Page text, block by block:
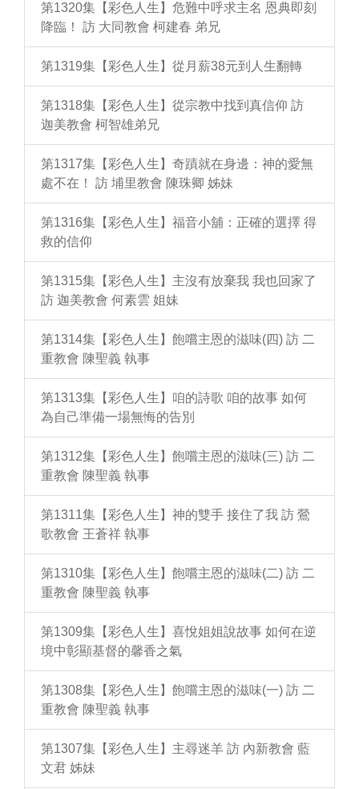
第1320集【彩色人生】危難中呼求主名 恩典即刻
降臨！ 訪 大同教會 柯建春 弟兄
第1319集【彩色人生】從月薪38元到人生翻轉
第1318集【彩色人生】從宗教中找到真信仰 訪
迦美教會 柯智雄弟兄
第1317集【彩色人生】奇蹟就在身邊：神的愛無
處不在！ 訪 埔里教會 陳珠卿 姊妹
第1316集【彩色人生】福音小舖：正確的選擇 得
救的信仰
第1315集【彩色人生】主沒有放棄我 我也回家了
訪 迦美教會 何素雲 姐妹
第1314集【彩色人生】飽嚐主恩的滋味(四) 訪 二
重教會 陳聖義 執事
第1313集【彩色人生】咱的詩歌 咱的故事 如何
為自己準備一場無悔的告別
第1312集【彩色人生】飽嚐主恩的滋味(三) 訪 二
重教會 陳聖義 執事
第1311集【彩色人生】神的雙手 接住了我 訪 鶯
歌教會 王蒼祥 執事
第1310集【彩色人生】飽嚐主恩的滋味(二) 訪 二
重教會 陳聖義 執事
第1309集【彩色人生】喜悅姐姐說故事 如何在逆
境中彰顯基督的馨香之氣
第1308集【彩色人生】飽嚐主恩的滋味(一) 訪 二
重教會 陳聖義 執事
第1307集【彩色人生】主尋迷羊 訪 內新教會 藍
文君 姊妹